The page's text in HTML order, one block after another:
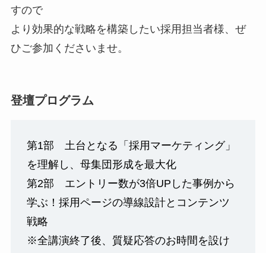
すので
より効果的な戦略を構築したい採用担当者様、ぜ
ひご参加くださいませ。
登壇プログラム
第1部 土台となる「採用マーケティング」
を理解し、母集団形成を最大化
第2部 エントリー数が3倍UPした事例から
学ぶ！採用ページの導線設計とコンテンツ
戦略
※全講演終了後、質疑応答のお時間を設け